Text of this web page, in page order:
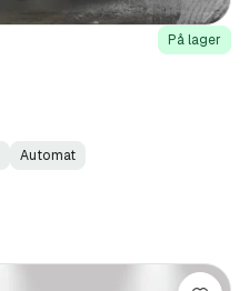
På lager
Automat